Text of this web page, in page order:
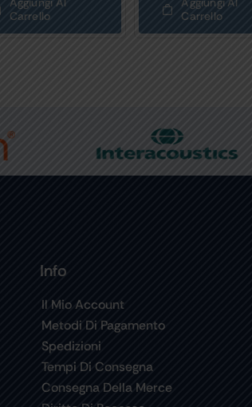
Carrello
Carrello
Info
Il Mio Account
Metodi Di Pagamento
Spedizioni
Tempi Di Consegna
Consegna Della Merce